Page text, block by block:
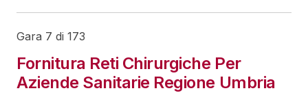
Gara 7 di 173
Fornitura Reti Chirurgiche Per
Aziende Sanitarie Regione Umbria